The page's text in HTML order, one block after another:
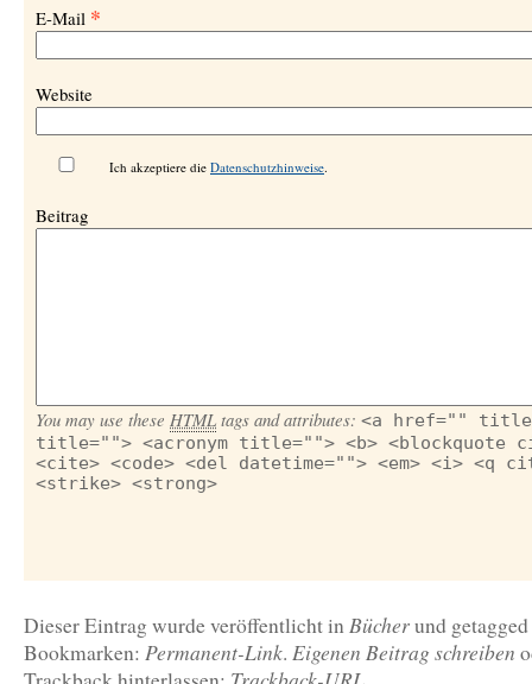
E-Mail *
Website
Ich akzeptiere die Datenschutzhinweise.
Beitrag
You may use these HTML tags and attributes: <a href=""
title=""> <acronym title=""> <b> <blockquote
<cite> <code> <del datetime=""> <em> <i> <q
<strike> <strong>
Dieser Eintrag wurde veröffentlicht inBücherund getagged
Bookmarken: Permanent-Link. Eigenen Beitrag schreiben